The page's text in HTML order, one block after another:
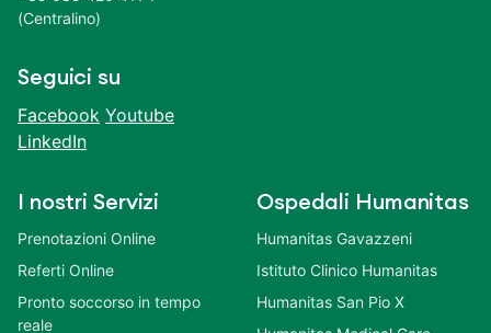
(Centralino)
Seguici su
Facebook Youtube
LinkedIn
I nostri Servizi
Prenotazioni Online
Referti Online
Pronto soccorso in tempo
reale
Ospedali Humanitas
Humanitas Gavazzeni
Istituto Clinico Humanitas
Humanitas San Pio X